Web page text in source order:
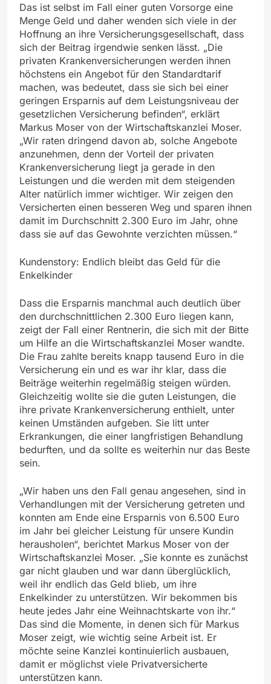
Das ist selbst im Fall einer guten Vorsorge eine
Menge Geld und daher wenden sich viele in der
Hoffnung an ihre Versicherungsgesellschaft, dass
sich der Beitrag irgendwie senken lässt. „Die
privaten Krankenversicherungen werden ihnen
höchstens ein Angebot für den Standardtarif
machen, was bedeutet, dass sie sich bei einer
geringen Ersparnis auf dem Leistungsniveau der
gesetzlichen Versicherung befinden“, erklärt
Markus Moser von der Wirtschaftskanzlei Moser.
„Wir raten dringend davon ab, solche Angebote
anzunehmen, denn der Vorteil der privaten
Krankenversicherung liegt ja gerade in den
Leistungen und die werden mit dem steigenden
Alter natürlich immer wichtiger. Wir zeigen den
Versicherten einen besseren Weg und sparen ihnen
damit im Durchschnitt 2.300 Euro im Jahr, ohne
dass sie auf das Gewohnte verzichten müssen.“
Kundenstory: Endlich bleibt das Geld für die
Enkelkinder
Dass die Ersparnis manchmal auch deutlich über
den durchschnittlichen 2.300 Euro liegen kann,
zeigt der Fall einer Rentnerin, die sich mit der Bitte
um Hilfe an die Wirtschaftskanzlei Moser wandte.
Die Frau zahlte bereits knapp tausend Euro in die
Versicherung ein und es war ihr klar, dass die
Beiträge weiterhin regelmäßig steigen würden.
Gleichzeitig wollte sie die guten Leistungen, die
ihre private Krankenversicherung enthielt, unter
keinen Umständen aufgeben. Sie litt unter
Erkrankungen, die einer langfristigen Behandlung
bedurften, und da sollte es weiterhin nur das Beste
sein.
„Wir haben uns den Fall genau angesehen, sind in
Verhandlungen mit der Versicherung getreten und
konnten am Ende eine Ersparnis von 6.500 Euro
im Jahr bei gleicher Leistung für unsere Kundin
herausholen“, berichtet Markus Moser von der
Wirtschaftskanzlei Moser. „Sie konnte es zunächst
gar nicht glauben und war dann überglücklich,
weil ihr endlich das Geld blieb, um ihre
Enkelkinder zu unterstützen. Wir bekommen bis
heute jedes Jahr eine Weihnachtskarte von ihr.“
Das sind die Momente, in denen sich für Markus
Moser zeigt, wie wichtig seine Arbeit ist. Er
möchte seine Kanzlei kontinuierlich ausbauen,
damit er möglichst viele Privatversicherte
unterstützen kann.